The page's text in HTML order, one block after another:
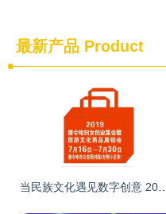
最新产品 Product